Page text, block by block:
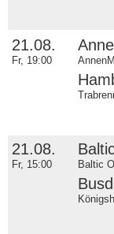
21.08.
Fr, 19:00
21.08.
Fr, 15:00 Baltic